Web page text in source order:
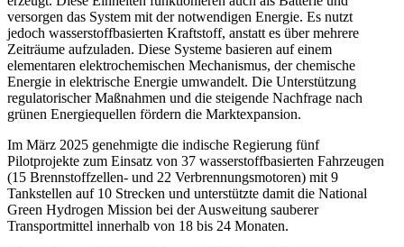
versorgen das System mit der notwendigen Energie. Es nutzt
jedoch wasserstoffbasierten Kraftstoff, anstatt es über mehrere
Zeiträume aufzuladen. Diese Systeme basieren auf einem
elementaren elektrochemischen Mechanismus, der chemische
Energie in elektrische Energie umwandelt. Die Unterstützung
regulatorischer Maßnahmen und die steigende Nachfrage nach
grünen Energiequellen fördern die Marktexpansion.
Im März 2025 genehmigte die indische Regierung fünf
Pilotprojekte zum Einsatz von 37 wasserstoffbasierten Fahrzeugen
(15 Brennstoffzellen- und 22 Verbrennungsmotoren) mit 9
Tankstellen auf 10 Strecken und unterstützte damit die National
Green Hydrogen Mission bei der Ausweitung sauberer
Transportmittel innerhalb von 18 bis 24 Monaten.